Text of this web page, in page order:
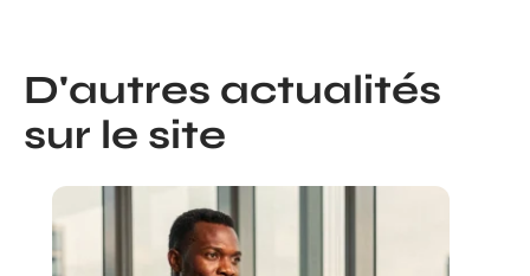
D'autres actualités
sur le site